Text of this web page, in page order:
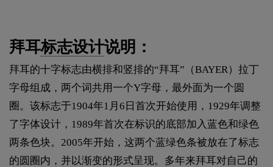
拜耳标志设计说明：
拜耳的十字标志由横排和竖排的“拜耳”（BAYER）拉丁
字母组成，两个词共用一个Y字母，最外面为一个圆
圈。该标志于1904年1月6日首次开始使用，1929年调整
了字体设计，1989年首次在标识的底部加入蓝色和绿色
两条色块。2005年开始，这两个蓝绿色条被放在了标志
的圆圈内，并以渐变的形式呈现。多年来拜耳对自己的